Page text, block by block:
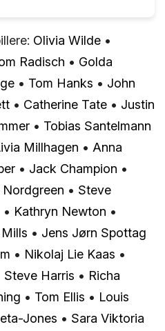
Olivia Wilde •
Radisch • Golda
• Tom Hanks • John
• Catherine Tate • Justin
• Tobias Santelmann
Millhagen • Anna
• Jack Champion •
• Steve
• Kathryn Newton •
• Jens Jørn Spottag
• Nikolaj Lie Kaas •
Steve Harris • Richa
• Tom Ellis • Louis
Jones • Sara Viktoria